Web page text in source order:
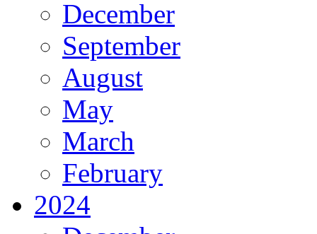
December
September
August
May
March
February
2024